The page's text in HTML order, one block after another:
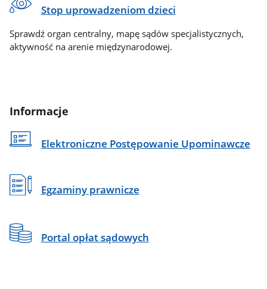
Stop uprowadzeniom dzieci
Sprawdź organ centralny, mapę sądów specjalistycznych,
aktywność na arenie międzynarodowej.
Informacje
Elektroniczne Postępowanie Upominawcze
Egzaminy prawnicze
Portal opłat sądowych